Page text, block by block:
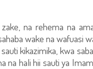
na rehema na
wake na wafuasi
kikazimika, kwa
hali hii sauti ya